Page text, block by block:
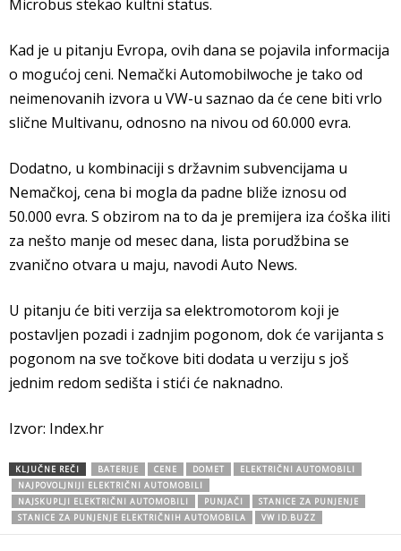
Microbus stekao kultni status.
Kad je u pitanju Evropa, ovih dana se pojavila informacija
o mogućoj ceni. Nemački Automobilwoche je tako od
neimenovanih izvora u VW-u saznao da će cene biti vrlo
slične Multivanu, odnosno na nivou od 60.000 evra.
Dodatno, u kombinaciji s državnim subvencijama u
Nemačkoj, cena bi mogla da padne bliže iznosu od
50.000 evra. S obzirom na to da je premijera iza ćoška iliti
za nešto manje od mesec dana, lista porudžbina se
zvanično otvara u maju, navodi Auto News.
U pitanju će biti verzija sa elektromotorom koji je
postavljen pozadi i zadnjim pogonom, dok će varijanta s
pogonom na sve točkove biti dodata u verziju s još
jednim redom sedišta i stići će naknadno.
Izvor: Index.hr
KLJUČNE REČI BATERIJE CENE DOMET
ELEKTRIČNI AUTOMOBILI
NAJPOVOLJNIJI ELEKTRIČNI AUTOMOBILI
NAJSKUPLJI ELEKTRIČNI AUTOMOBILI
PUNJAČI
STANICE ZA PUNJENJE
STANICE ZA PUNJENJE ELEKTRIČNIH AUTOMOBILA
VW ID.BUZZ